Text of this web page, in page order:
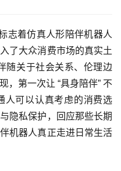
志着仿真人形陪伴机器人
了大众消费市场的真实土
随关于社会关系、伦理边
，第一次让 “具身陪伴” 不
人可以认真考虑的消费选
隐私保护，回应那些长期
机器人真正走进日常生活